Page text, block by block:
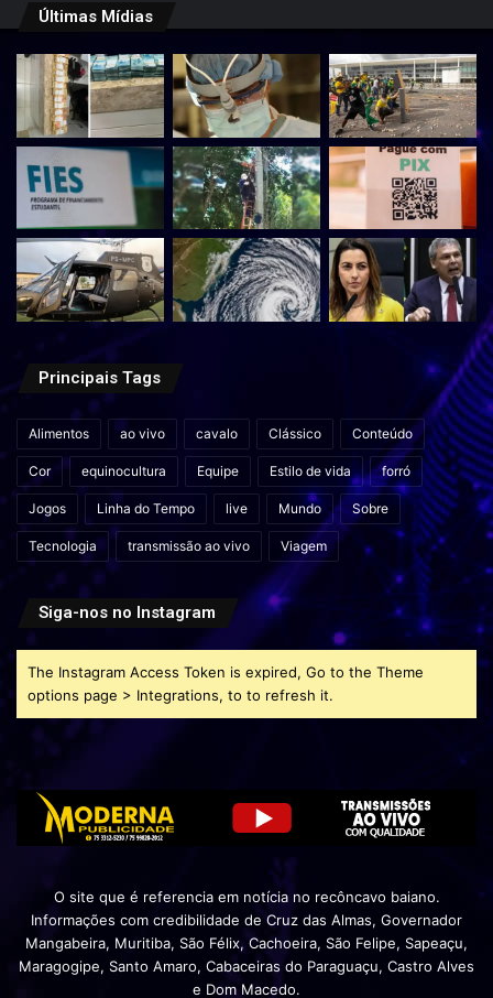
Últimas Mídias
Principais Tags
Alimentos ao vivo cavalo Clássico Conteúdo
Cor equinocultura Equipe Estilo de vida forró
Jogos Linha do Tempo live Mundo Sobre
Tecnologia transmissão ao vivo Viagem
Siga-nos no Instagram
The Instagram Access Token is expired, Go to the Theme
options page > Integrations, to to refresh it.
O site que é referencia em notícia no recôncavo baiano.
Informações com credibilidade de Cruz das Almas, Governador
Mangabeira, Muritiba, São Félix, Cachoeira, São Felipe, Sapeaçu,
Maragogipe, Santo Amaro, Cabaceiras do Paraguaçu, Castro Alves
e Dom Macedo.